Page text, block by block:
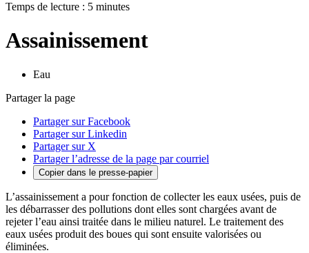
Temps de lecture : 5 minutes
Assainissement
Eau
Partager la page
Partager sur Facebook
Partager sur Linkedin
Partager sur X
Partager l’adresse de la page par courriel
Copier dans le presse-papier
L’assainissement a pour fonction de collecter les eaux usées, puis de
les débarrasser des pollutions dont elles sont chargées avant de
rejeter l’eau ainsi traitée dans le milieu naturel. Le traitement des
eaux usées produit des boues qui sont ensuite valorisées ou
éliminées.